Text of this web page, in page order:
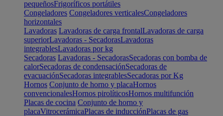
pequeñosFrigoríficos portátiles
Congeladores Congeladores verticalesCongeladores
horizontales
Lavadoras Lavadoras de carga frontalLavadoras de carga
superiorLavadoras - SecadorasLavadoras
integrablesLavadoras por kg
Secadoras Lavadoras - SecadorasSecadoras con bomba de
calorSecadoras de condensaciónSecadoras de
evacuaciónSecadoras integrablesSecadoras por Kg
Hornos Conjunto de horno y placaHornos
convencionalesHornos pirolíticosHornos multifunción
Placas de cocina Conjunto de horno y
placaVitrocerámicaPlacas de inducciónPlacas de gas